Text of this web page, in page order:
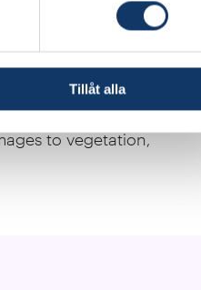
Tillåt alla
in destructive human
and automatic
monitoring
the project contributes to
to vegetation,